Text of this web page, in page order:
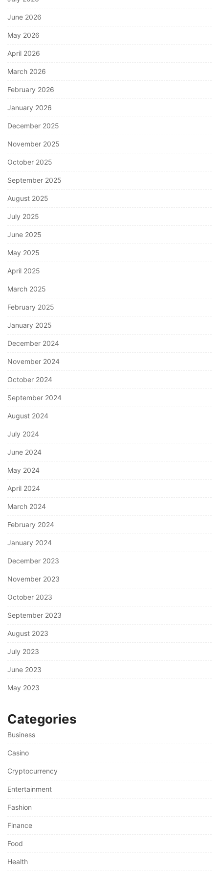
June 2026
May 2026
April 2026
March 2026
February 2026
January 2026
December 2025
November 2025
October 2025
September 2025
August 2025
July 2025
June 2025
May 2025
April 2025
March 2025
February 2025
January 2025
December 2024
November 2024
October 2024
September 2024
August 2024
July 2024
June 2024
May 2024
April 2024
March 2024
February 2024
January 2024
December 2023
November 2023
October 2023
September 2023
August 2023
July 2023
June 2023
May 2023
Categories
Business
Casino
Cryptocurrency
Entertainment
Fashion
Finance
Food
Health